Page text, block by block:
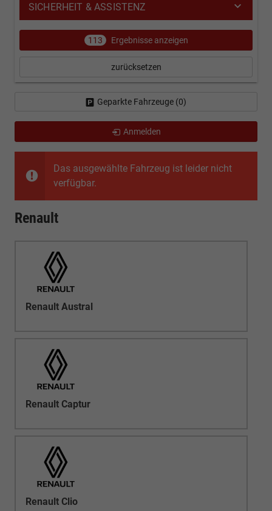
Das ausgewählte Fahrzeug ist leider nicht
verfügbar.
Renault
Renault Austral
Renault Captur
Renault Clio
SICHERHEIT & ASSISTENZ
113 Ergebnisse anzeigen
zurücksetzen
Geparkte Fahrzeuge (0)
Anmelden